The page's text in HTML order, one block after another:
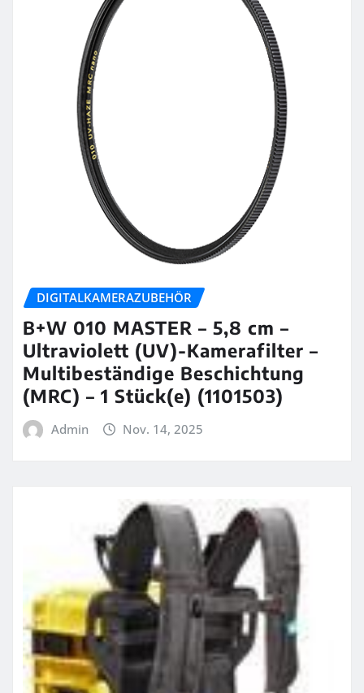
DIGITALKAMERAZUBEHÖR
B+W 010 MASTER – 5,8 cm –
Ultraviolett (UV)-Kamerafilter –
Multibeständige Beschichtung
(MRC) – 1 Stück(e) (1101503)
Admin Nov. 14, 2025